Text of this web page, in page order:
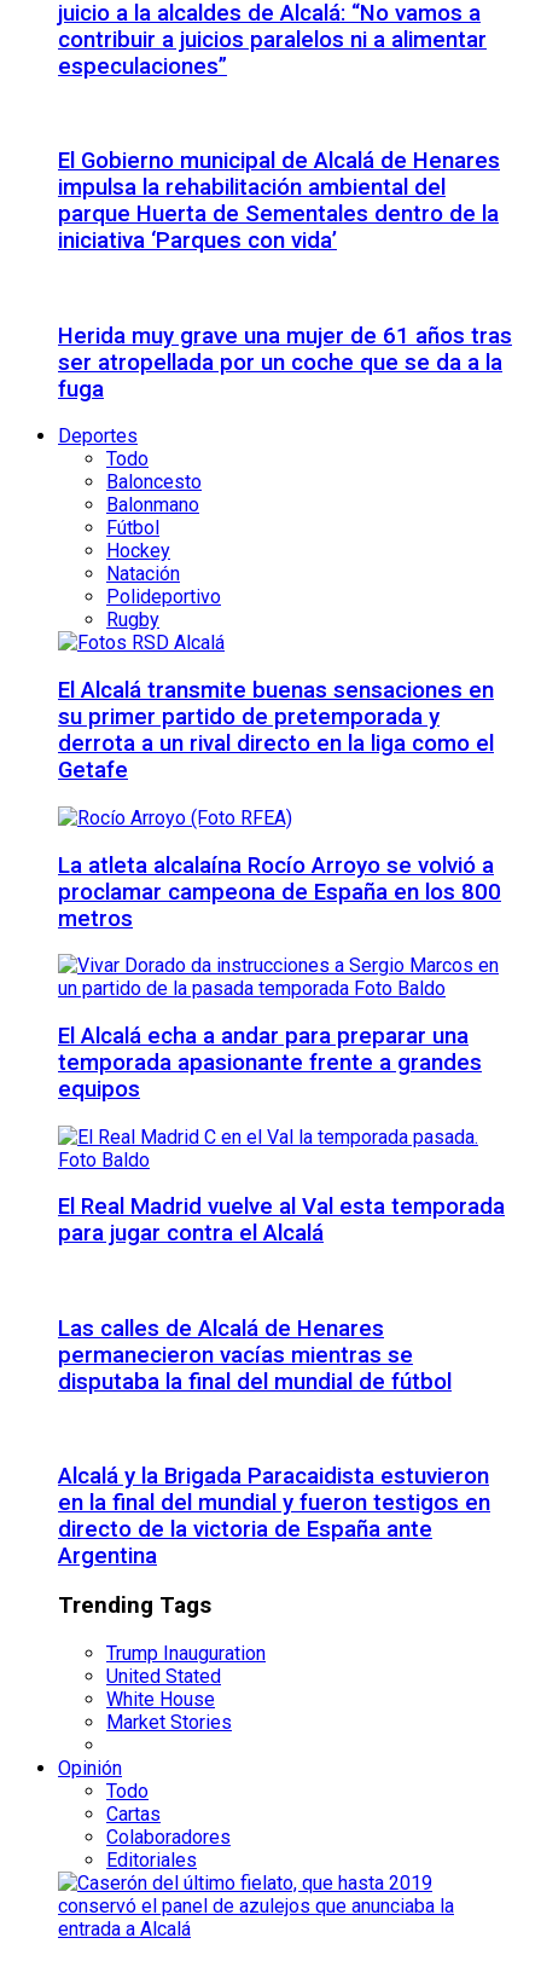
juicio a la alcaldes de Alcalá: “No vamos a
contribuir a juicios paralelos ni a alimentar
especulaciones”
El Gobierno municipal de Alcalá de Henares
impulsa la rehabilitación ambiental del
parque Huerta de Sementales dentro de la
iniciativa ‘Parques con vida’
Herida muy grave una mujer de 61 años tras
ser atropellada por un coche que se da a la
fuga
Deportes
Todo
Baloncesto
Balonmano
Fútbol
Hockey
Natación
Polideportivo
Rugby
El Alcalá transmite buenas sensaciones en
su primer partido de pretemporada y
derrota a un rival directo en la liga como el
Getafe
La atleta alcalaína Rocío Arroyo se volvió a
proclamar campeona de España en los 800
metros
El Alcalá echa a andar para preparar una
temporada apasionante frente a grandes
equipos
El Real Madrid vuelve al Val esta temporada
para jugar contra el Alcalá
Las calles de Alcalá de Henares
permanecieron vacías mientras se
disputaba la final del mundial de fútbol
Alcalá y la Brigada Paracaidista estuvieron
en la final del mundial y fueron testigos en
directo de la victoria de España ante
Argentina
Trending Tags
Trump Inauguration
United Stated
White House
Market Stories
Opinión
Todo
Cartas
Colaboradores
Editoriales